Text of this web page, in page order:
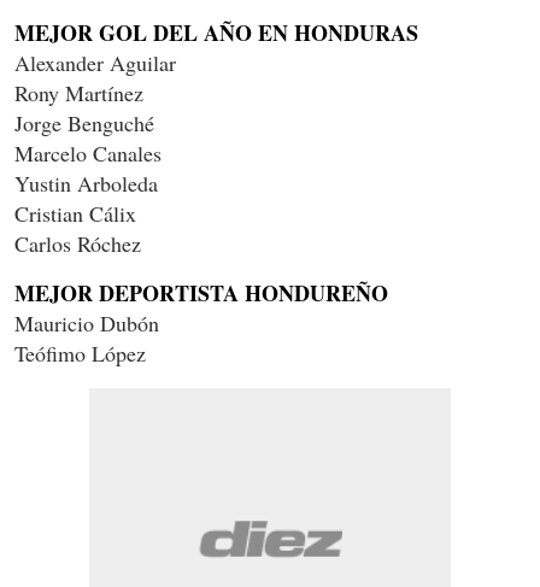
MEJOR GOL DEL AÑO EN HONDURAS
Alexander Aguilar
Rony Martínez
Jorge Benguché
Marcelo Canales
Yustin Arboleda
Cristian Cálix
Carlos Róchez
MEJOR DEPORTISTA HONDUREÑO
Mauricio Dubón
Teófimo López